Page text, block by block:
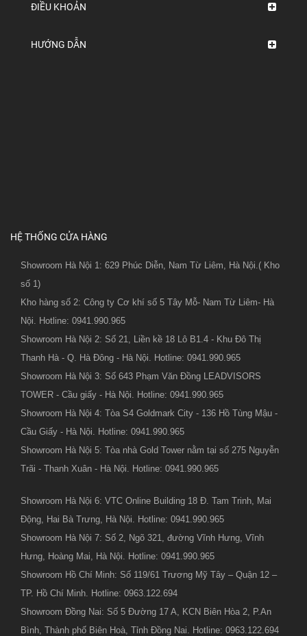
ĐIỀU KHOẢN
HƯỚNG DẪN
HỆ THỐNG CỬA HÀNG
Showroom Hà Nội 1: 629 Phúc Diễn, Nam Từ Liêm, Hà Nội.( Kho
số 1)
Kho hàng số 2: Công ty Cơ khí số 5 Tây Mỗ- Nam Từ Liêm- Hà
Nội. Hotline: 0941.990.965
Showroom Hà Nội 2: Số 21, Liền kề 18 Lô B1.4 - Khu Đô Thị
Thanh Hà - Q. Hà Đông - Hà Nội. Hotline: 0941.990.965
Showroom Hà Nội 3: Số 643 Phạm Văn Đồng LEADVISORS
TOWER - Cầu giấy - Hà Nội. Hotline: 0941.990.965
Showroom Hà Nội 4: Tòa S4 Goldmark City - 136 Hồ Tùng Mậu -
Cầu Giấy - Hà Nội. Hotline: 0941.990.965
Showroom Hà Nội 5: Tòa nhà Gold Tower nằm tại số 275 Nguyễn
Trãi - Thanh Xuân - Hà Nội. Hotline: 0941.990.965
Showroom Hà Nội 6: VTC Online Building 18 Đ. Tam Trinh, Mai
Động, Hai Bà Trưng, Hà Nội. Hotline: 0941.990.965
Showroom Hà Nội 7: Số 2, Ngõ 321, đường Vĩnh Hưng, Vĩnh
Hưng, Hoàng Mai, Hà Nội. Hotline: 0941.990.965
Showroom Hồ Chí Minh: Số 119/61 Trương Mỹ Tây – Quận 12 –
TP. Hồ Chí Minh. Hotline: 0963.122.694
Showroom Đồng Nai: Số 5 Đường 17 A, KCN Biên Hòa 2, P.An
Bình, Thành phố Biên Hoà, Tỉnh Đồng Nai. Hotline: 0963.122.694